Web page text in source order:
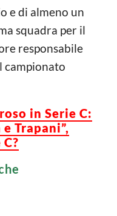
e di almeno un
squadra per il
responsabile
campionato
in Serie C:
Trapani”,